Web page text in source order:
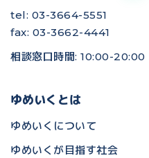
tel: 03-3664-5551
fax: 03-3662-4441
相談窓口時間: 10:00-20:00
ゆめいくとは
ゆめいくについて
ゆめいくが目指す社会